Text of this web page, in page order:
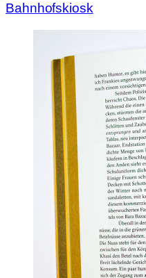
Bahnhofskiosk